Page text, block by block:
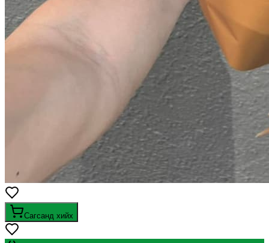
Сагсанд хийх